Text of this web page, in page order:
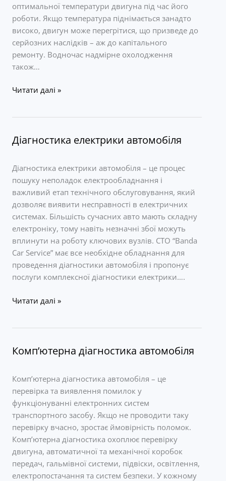
оптимальної температури двигуна під час його
роботи. Якщо температура піднімається занадто
високо, двигун може перегрітися, що призведе до
серйозних наслідків – аж до капітального
ремонту. Водночас надмірне охолодження
також…
Діагностика
Читати далі »
Діагностика електрики автомобіля
Діагностика електрики автомобіля – це процес
пошуку неполадок електрообладнання і
важливий етап технічного обслуговування, який
дозволяє виявити несправності в електричних
системах. Більшість сучасних авто мають складну
електроніку, тому навіть незначні збої можуть
вплинути на роботу ключових вузлів. СТО “Banda
Car Service” має все необхідне обладнання для
проведення діагностики автомобіля і пропонує
послуги комплексної діагностики електрики….
Діагностика
Читати далі »
Комп’ютерна діагностика автомобіля
Комп’ютерна діагностика автомобіля – це
перевірка та виявлення помилок у
функціонуванні електронних систем
транспортного засобу. Якщо не проводити таку
перевірку вчасно, зростає ймовірність поломок.
Комп’ютерна діагностика охоплює перевірку
двигуна, автоматичної та механічної коробок
передач, гальмівної системи, підвіски, освітлення,
електропостачання та систем безпеки. У кожному